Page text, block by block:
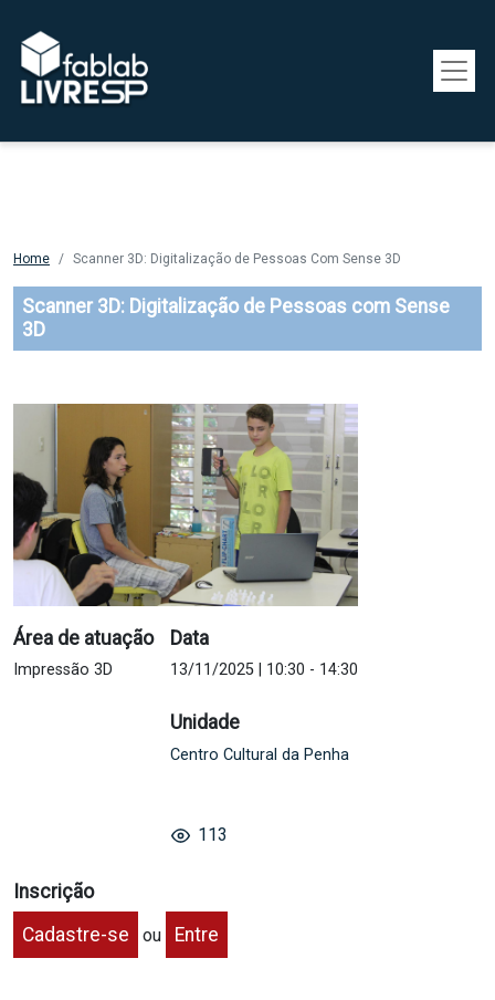
Home Scanner 3D: Digitalização de Pessoas Com Sense 3D
Scanner 3D: Digitalização de Pessoas com Sense
3D
Área de atuação
Impressão 3D
Data
13/11/2025 | 10:30 - 14:30
Unidade
Centro Cultural da Penha
Inscrição
Cadastre-se
ou Entre
113